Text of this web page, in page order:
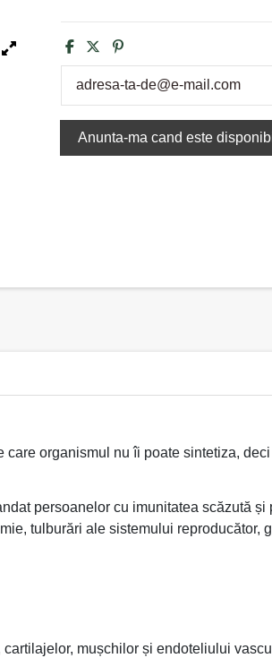
organismul nu îi poate sintetiza,
persoanelor cu imunitatea scăzută
tulburări ale sistemului reproducător,
mușchilor și endoteliului